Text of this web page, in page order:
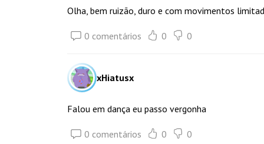
Olha, bem ruizão, duro e com movimentos
0 comentários 0 0
xHiatusx
Falou em dança eu passo vergonha
0 comentários 0 0